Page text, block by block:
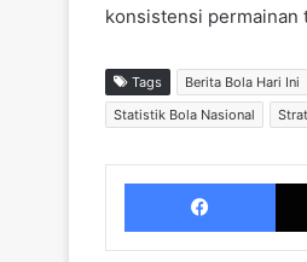
konsistensi permainan
Tags Berita Bola Hari Ini
Statistik Bola Nasional
Facebook